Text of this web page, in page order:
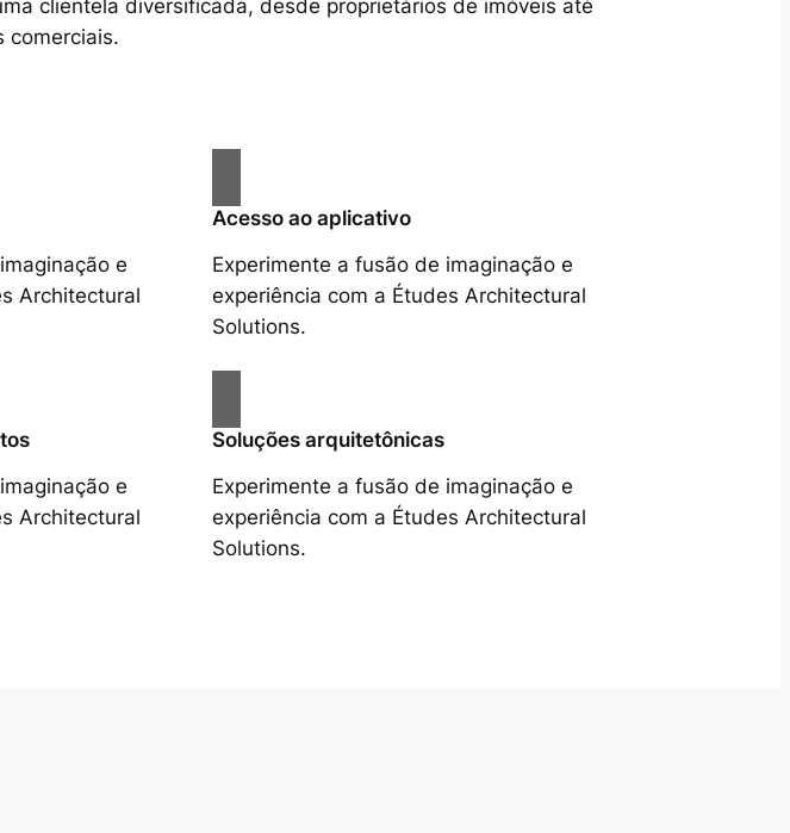
clientela diversificada, desde proprietários de imóveis até
comerciais.
e
Architectural
Acesso ao aplicativo
Experimente a fusão de imaginação e
experiência com a Études Architectural
Solutions.
e
Architectural
Soluções arquitetônicas
Experimente a fusão de imaginação e
experiência com a Études Architectural
Solutions.